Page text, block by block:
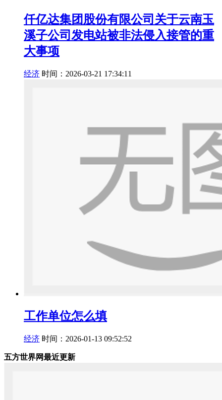
仟亿达集团股份有限公司关于云南玉
溪子公司发电站被非法侵入接管的重
大事项
经济 时间：2026-03-21 17:34:11
工作单位怎么填
经济 时间：2026-01-13 09:52:52
五方世界网最近更新